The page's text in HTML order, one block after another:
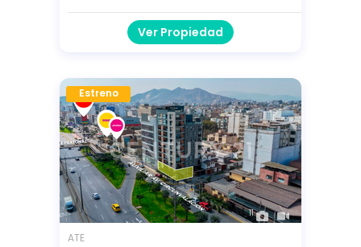
Ver Propiedad
Estreno
11
ATE